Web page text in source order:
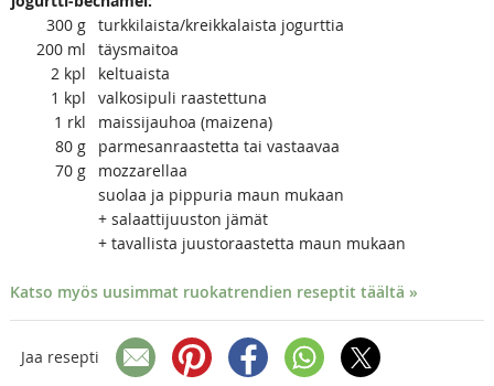
300 g turkkilaista/kreikkalaista jogurttia
200 ml
täysmaitoa
2 kpl
keltuaista
1 kpl
valkosipuli raastettuna
1 rkl
maissijauhoa (maizena)
80 g
parmesanraastetta tai vastaavaa
70 g
mozzarellaa
suolaa ja pippuria maun mukaan
+ salaattijuuston jämät
+ tavallista juustoraastetta maun mukaan
Katso myös uusimmat ruokatrendien reseptit täältä »
Jaa resepti